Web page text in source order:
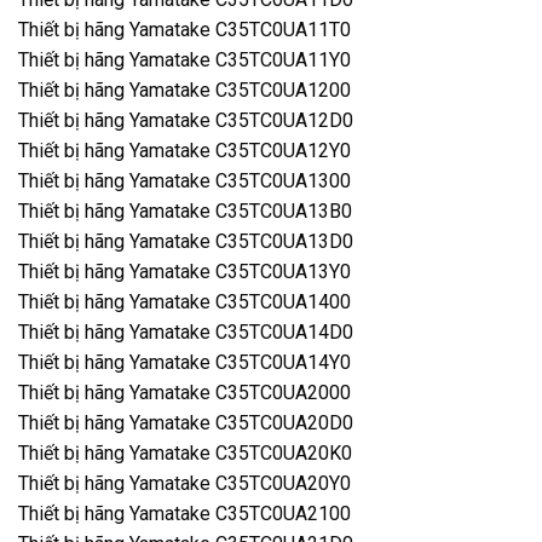
Thiết bị hãng Yamatake C35TC0UA11T0
Thiết bị hãng Yamatake C35TC0UA11Y0
Thiết bị hãng Yamatake C35TC0UA1200
Thiết bị hãng Yamatake C35TC0UA12D0
Thiết bị hãng Yamatake C35TC0UA12Y0
Thiết bị hãng Yamatake C35TC0UA1300
Thiết bị hãng Yamatake C35TC0UA13B0
Thiết bị hãng Yamatake C35TC0UA13D0
Thiết bị hãng Yamatake C35TC0UA13Y0
Thiết bị hãng Yamatake C35TC0UA1400
Thiết bị hãng Yamatake C35TC0UA14D0
Thiết bị hãng Yamatake C35TC0UA14Y0
Thiết bị hãng Yamatake C35TC0UA2000
Thiết bị hãng Yamatake C35TC0UA20D0
Thiết bị hãng Yamatake C35TC0UA20K0
Thiết bị hãng Yamatake C35TC0UA20Y0
Thiết bị hãng Yamatake C35TC0UA2100